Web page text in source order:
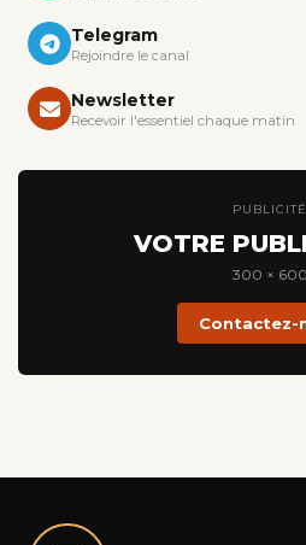
Telegram
Rejoindre le canal
Newsletter
Recevoir l'essentiel chaque matin
PUBLICITÉ
VOTRE
300 × 600
Contactez-